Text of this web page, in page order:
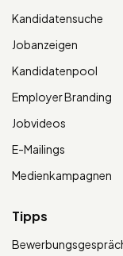
Kandidatensuche
Jobanzeigen
Kandidatenpool
Employer Branding
Jobvideos
E-Mailings
Medienkampagnen
Tipps